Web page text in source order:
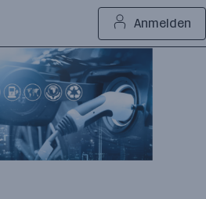
Anmelden